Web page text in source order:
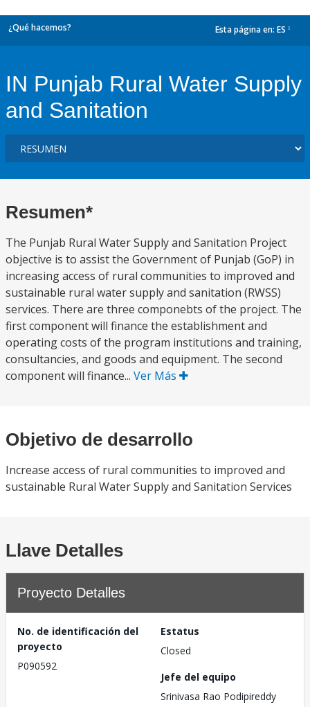
¿Qué hacemos? Esta página en: ES
IN Punjab Rural Water Supply
and Sanitation
Resumen*
The Punjab Rural Water Supply and Sanitation Project
objective is to assist the Government of Punjab (GoP) in
increasing access of rural communities to improved and
sustainable rural water supply and sanitation (RWSS)
services. There are three componebts of the project. The
first component will finance the establishment and
operating costs of the program institutions and training,
consultancies, and goods and equipment. The second
component will finance... Ver Más
Objetivo de desarrollo
Increase access of rural communities to improved and
sustainable Rural Water Supply and Sanitation Services
Llave Detalles
Proyecto Detalles
No. de identificación del
proyecto
P090592
Estatus
Closed
Jefe del equipo
Srinivasa Rao Podipireddy